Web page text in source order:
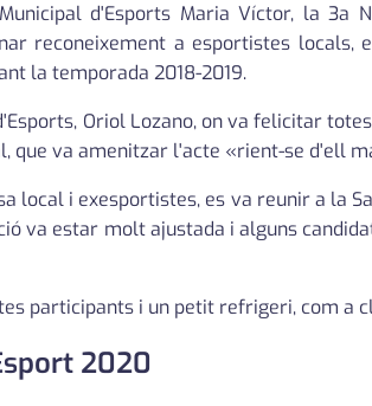
d'Esports Maria Víctor, la 3a
reconeixement a esportistes locals,
la temporada 2018-2019.
Oriol Lozano, on va felicitar
que va amenitzar l'acte «rient-se d'ell
local i exesportistes, es va reunir a la
va estar molt ajustada i alguns
participants i un petit refrigeri, com a
2020